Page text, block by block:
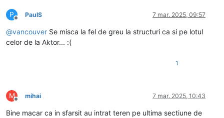
P
Deconectat
PaulS 7 mar. 2025, 09:57
@vancouver Se misca la fel de greu la structuri ca si pe lotul
celor de la Aktor... :(
1
M
Deconectat
mihai 7 mar. 2025, 10:43
Bine macar ca in sfarsit au intrat teren pe ultima sectiune de